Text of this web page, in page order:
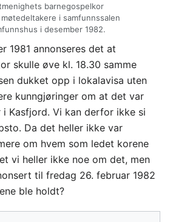
barnegospelkor
i samfunnssalen
i desember 1982.
1981 annonseres det at
skulle øve kl. 18.30 samme
dukket opp i lokalavisa uten
kunngjøringer om at det var
Kasfjord. Vi kan derfor ikke si
Da det heller ikke var
om hvem som ledet korene
vi heller ikke noe om det, men
til fredag 26. februar 1982
ble holdt?